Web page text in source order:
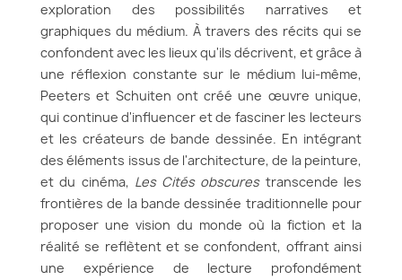
exploration des possibilités narratives et
graphiques du médium. À travers des récits qui se
confondent avec les lieux qu'ils décrivent, et grâce à
une réflexion constante sur le médium lui-même,
Peeters et Schuiten ont créé une œuvre unique,
qui continue d'influencer et de fasciner les lecteurs
et les créateurs de bande dessinée. En intégrant
des éléments issus de l'architecture, de la peinture,
et du cinéma, Les Cités obscurestranscende les
frontières de la bande dessinée traditionnelle pour
proposer une vision du monde où la fiction et la
réalité se reflètent et se confondent, offrant ainsi
une expérience de lecture profondément